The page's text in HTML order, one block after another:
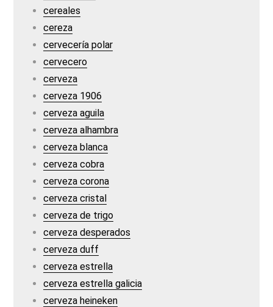
cereales
cereza
cervecería polar
cervecero
cerveza
cerveza 1906
cerveza aguila
cerveza alhambra
cerveza blanca
cerveza cobra
cerveza corona
cerveza cristal
cerveza de trigo
cerveza desperados
cerveza duff
cerveza estrella
cerveza estrella galicia
cerveza heineken